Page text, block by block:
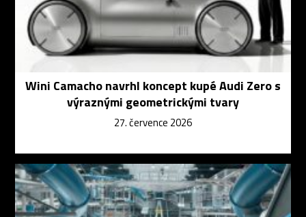
Wini Camacho navrhl koncept kupé Audi Zero s
výraznými geometrickými tvary
27. července 2026